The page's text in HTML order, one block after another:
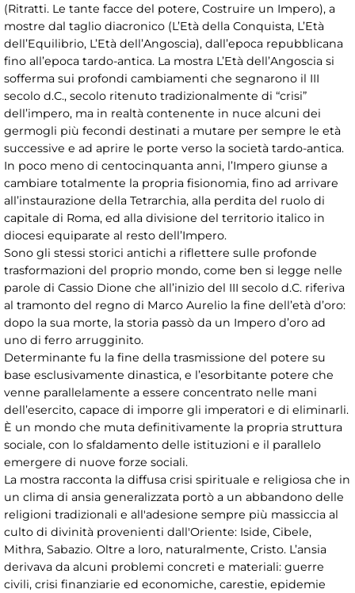
(Ritratti. Le tante facce del potere, Costruire un Impero), a
mostre dal taglio diacronico (L’Età della Conquista, L’Età
dell’Equilibrio, L’Età dell’Angoscia), dall’epoca repubblicana
fino all’epoca tardo-antica. La mostra L’Età dell’Angoscia si
sofferma sui profondi cambiamenti che segnarono il III
secolo d.C., secolo ritenuto tradizionalmente di “crisi”
dell’impero, ma in realtà contenente in nuce alcuni dei
germogli più fecondi destinati a mutare per sempre le età
successive e ad aprire le porte verso la società tardo-antica.
In poco meno di centocinquanta anni, l’Impero giunse a
cambiare totalmente la propria fisionomia, fino ad arrivare
all’instaurazione della Tetrarchia, alla perdita del ruolo di
capitale di Roma, ed alla divisione del territorio italico in
diocesi equiparate al resto dell’Impero.
Sono gli stessi storici antichi a riflettere sulle profonde
trasformazioni del proprio mondo, come ben si legge nelle
parole di Cassio Dione che all’inizio del III secolo d.C. riferiva
al tramonto del regno di Marco Aurelio la fine dell’età d’oro:
dopo la sua morte, la storia passò da un Impero d’oro ad
uno di ferro arrugginito.
Determinante fu la fine della trasmissione del potere su
base esclusivamente dinastica, e l’esorbitante potere che
venne parallelamente a essere concentrato nelle mani
dell’esercito, capace di imporre gli imperatori e di eliminarli.
È un mondo che muta definitivamente la propria struttura
sociale, con lo sfaldamento delle istituzioni e il parallelo
emergere di nuove forze sociali.
La mostra racconta la diffusa crisi spirituale e religiosa che in
un clima di ansia generalizzata portò a un abbandono delle
religioni tradizionali e all'adesione sempre più massiccia al
culto di divinità provenienti dall'Oriente: Iside, Cibele,
Mithra, Sabazio. Oltre a loro, naturalmente, Cristo. L’ansia
derivava da alcuni problemi concreti e materiali: guerre
civili, crisi finanziarie ed economiche, carestie, epidemie